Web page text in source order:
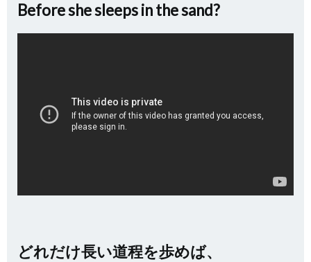
Before she sleeps in the sand?
どれだけ長い道程を歩めば、